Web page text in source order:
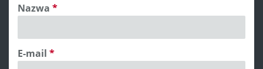
Nazwa *
E-mail *